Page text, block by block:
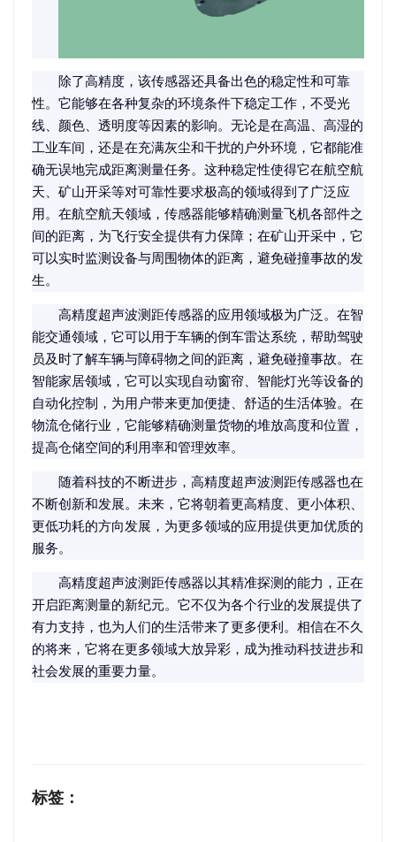
除了高精度，该传感器还具备出色的稳定性和可靠
性。它能够在各种复杂的环境条件下稳定工作，不受光
线、颜色、透明度等因素的影响。无论是在高温、高湿的
工业车间，还是在充满灰尘和干扰的户外环境，它都能准
确无误地完成距离测量任务。这种稳定性使得它在航空航
天、矿山开采等对可靠性要求极高的领域得到了广泛应
用。在航空航天领域，传感器能够精确测量飞机各部件之
间的距离，为飞行安全提供有力保障；在矿山开采中，它
可以实时监测设备与周围物体的距离，避免碰撞事故的发
生。
高精度超声波测距传感器的应用领域极为广泛。在智
能交通领域，它可以用于车辆的倒车雷达系统，帮助驾驶
员及时了解车辆与障碍物之间的距离，避免碰撞事故。在
智能家居领域，它可以实现自动窗帘、智能灯光等设备的
自动化控制，为用户带来更加便捷、舒适的生活体验。在
物流仓储行业，它能够精确测量货物的堆放高度和位置，
提高仓储空间的利用率和管理效率。
随着科技的不断进步，高精度超声波测距传感器也在
不断创新和发展。未来，它将朝着更高精度、更小体积、
更低功耗的方向发展，为更多领域的应用提供更加优质的
服务。
高精度超声波测距传感器以其精准探测的能力，正在
开启距离测量的新纪元。它不仅为各个行业的发展提供了
有力支持，也为人们的生活带来了更多便利。相信在不久
的将来，它将在更多领域大放异彩，成为推动科技进步和
社会发展的重要力量。
标签：